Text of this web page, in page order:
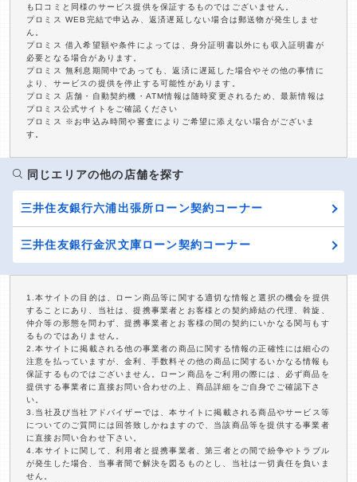
も口コミと同様のサービス提供を保証するものではございません。
プロミス WEB完結で申込み、返済遅延しない場合は郵送物が発生しませ
ん。
プロミス 借入希望額や条件によっては、身分証明書以外にも収入証明書が
必要となる場合があります。
プロミス 無利息期間中であっても、返済に遅延した場合やその他の事情に
より、サービスの提供を停止する可能性があります。
プロミス 店舗・自動契約機・ATM情報は随時変更されるため、最新情報は
プロミス公式サイトをご確認ください
プロミス ※お申込み時間や審査によりご希望に添えない場合がございま
す。
同じエリアの他の店舗を探す
三井住友銀行六浦出張所ローン契約コーナー
三井住友銀行金沢文庫ローン契約コーナー
1.本サイトの目的は、ローン商品等に関する適切な情報と選択の機会を提供
することにあり、当社は、提携事業者とお客様との契約締結の代理、斡旋、
仲介等の形態を問わず、提携事業者とお客様の間の契約にいかなる関与もす
るものではありません。
2.本サイトに掲載される他の事業者の商品に関する情報の正確性には細心の
注意を払っていますが、金利、手数料その他の商品に関するいかなる情報も
保証するものではございません。ローン商品をご利用の際には、必ず商品を
提供する事業者に直接お問い合わせの上、商品詳細をご自身でご確認下さ
い。
3.当社及び当社アドバイザーでは、本サイトに掲載される商品やサービス等
についてのご質問には回答致しかねますので、当該商品等を提供する事業者
に直接お問い合わせ下さい。
4.本サイトに関して、利用者と提携事業者、第三者との間で紛争やトラブル
が発生した場合、当事者間で解決を図るものとし、当社は一切責任を負いま
せん。